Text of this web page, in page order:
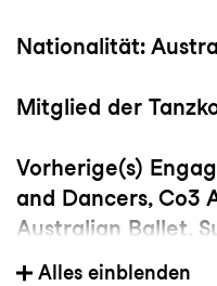
Nationalität:
Mitglied der
Vorherige(s)
and Dancers, Co3
Australian Ballet,
Chunky Move,
Alles einblenden